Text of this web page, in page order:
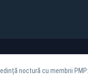
noctură cu membrii